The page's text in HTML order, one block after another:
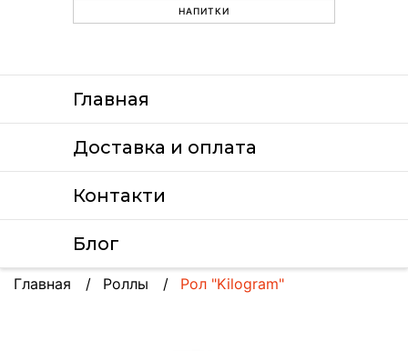
НАПИТКИ
Главная
Доставка и оплата
Контакти
Блог
Главная Роллы Рол "Kilogram"